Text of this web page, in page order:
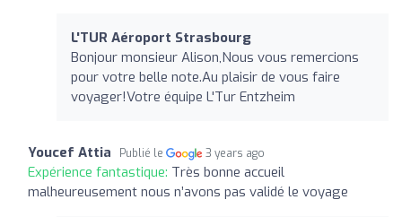
L'TUR Aéroport Strasbourg
Bonjour monsieur Alison,Nous vous remercions
pour votre belle note.Au plaisir de vous faire
voyager!Votre équipe L'Tur Entzheim
Youcef Attia Publié le 3 years ago
Expérience fantastique: Très bonne accueil
malheureusement nous n’avons pas validé le voyage